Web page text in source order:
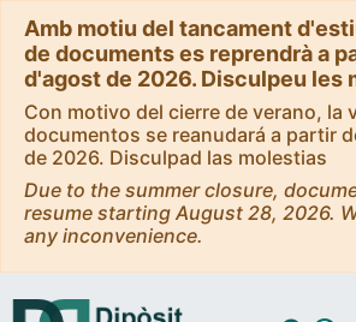
Amb motiu del tancament
de documents es reprendrà a
d'agost de 2026. Disculpeu les
Con motivo del cierre de verano, la
documentos se reanudará a partir
de 2026. Disculpad las molestias
Due to the summer closure,
resume starting August 28, 2026.
any inconvenience.